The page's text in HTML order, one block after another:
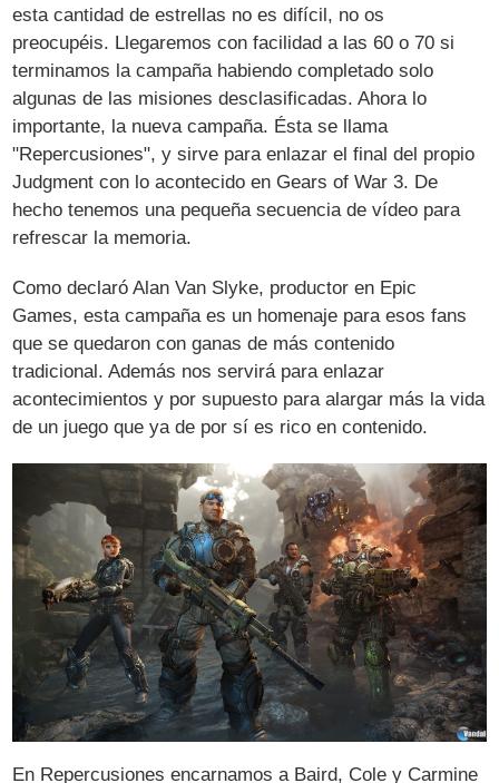
esta cantidad de estrellas no es difícil, no os
preocupéis. Llegaremos con facilidad a las 60 o 70 si
terminamos la campaña habiendo completado solo
algunas de las misiones desclasificadas. Ahora lo
importante, la nueva campaña. Ésta se llama
"Repercusiones", y sirve para enlazar el final del propio
Judgment con lo acontecido en Gears of War 3. De
hecho tenemos una pequeña secuencia de vídeo para
refrescar la memoria.
Como declaró Alan Van Slyke, productor en Epic
Games, esta campaña es un homenaje para esos fans
que se quedaron con ganas de más contenido
tradicional. Además nos servirá para enlazar
acontecimientos y por supuesto para alargar más la vida
de un juego que ya de por sí es rico en contenido.
En Repercusiones encarnamos a Baird, Cole y Carmine